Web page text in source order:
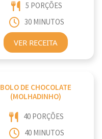
5 PORÇÕES
30 MINUTOS
VER RECEITA
BOLO DE CHOCOLATE
(MOLHADINHO)
40 PORÇÕES
40 MINUTOS